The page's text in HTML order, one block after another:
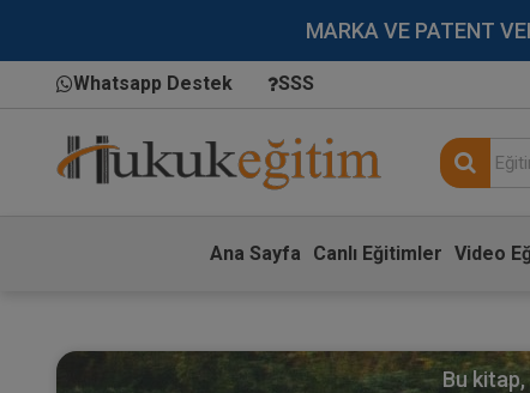
MARKA VE PATENT
Whatsapp Destek SSS
Ana Sayfa Canlı Eğitimler Video
Bu